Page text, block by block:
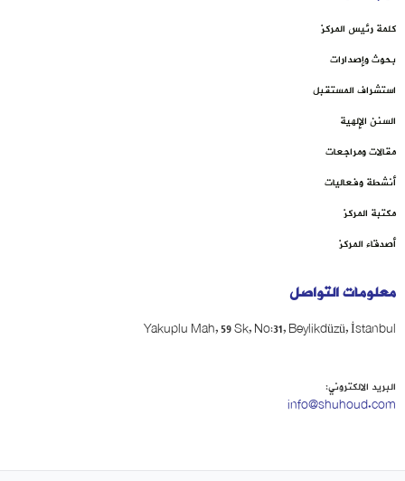
كلمة رئيس المركز
بحوث وإصدارات
استشراف المستقبل
السنن الإلهية
مقالات ومراجعات
أنشطة وفعاليات
مكتبة المركز
أصدقاء المركز
معلومات التواصل
Yakuplu Mah, 59 Sk, No:31, Beylikdüzü, İstanbul
البريد الالكتروني:
info@shuhoud.com